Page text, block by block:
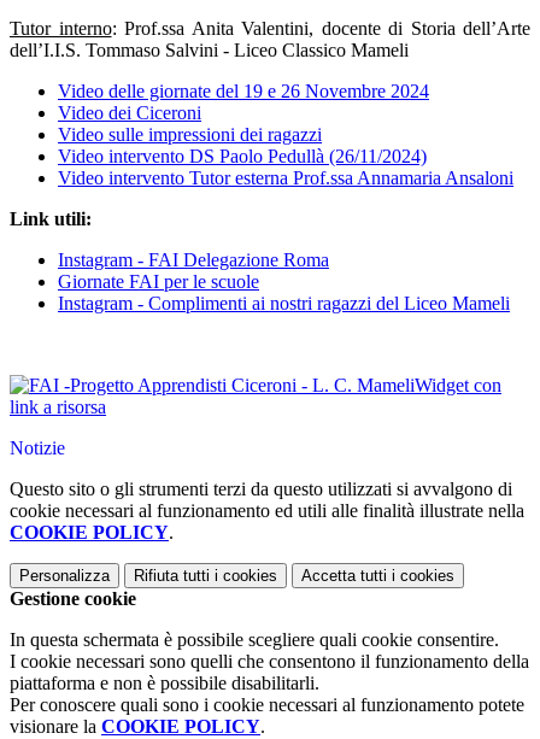
Tutor interno: Prof.ssa Anita Valentini, docente di Storia dell’Arte
dell’I.I.S. Tommaso Salvini - Liceo Classico Mameli
Video delle giornate del 19 e 26 Novembre 2024
Video dei Ciceroni
Video sulle impressioni dei ragazzi
Video intervento DS Paolo Pedullà (26/11/2024)
Video intervento Tutor esterna Prof.ssa Annamaria Ansaloni
Link utili:
Instagram - FAI Delegazione Roma
Giornate FAI per le scuole
Instagram - Complimenti ai nostri ragazzi del Liceo Mameli
Widget con
link a risorsa
Notizie
Questo sito o gli strumenti terzi da questo utilizzati si avvalgono di
cookie necessari al funzionamento ed utili alle finalità illustrate nella
COOKIE POLICY.
Personalizza Rifiuta tutti i cookies Accetta tutti i cookies
Gestione cookie
In questa schermata è possibile scegliere quali cookie consentire.
I cookie necessari sono quelli che consentono il funzionamento della
piattaforma e non è possibile disabilitarli.
Per conoscere quali sono i cookie necessari al funzionamento potete
visionare la COOKIE POLICY.